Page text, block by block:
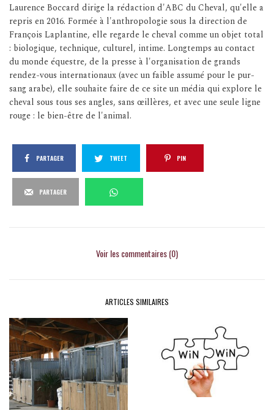
Laurence Boccard dirige la rédaction d'ABC du Cheval, qu'elle a
repris en 2016. Formée à l'anthropologie sous la direction de
François Laplantine, elle regarde le cheval comme un objet total
: biologique, technique, culturel, intime. Longtemps au contact
du monde équestre, de la presse à l'organisation de grands
rendez-vous internationaux (avec un faible assumé pour le pur-
sang arabe), elle souhaite faire de ce site un média qui explore le
cheval sous tous ses angles, sans œillères, et avec une seule ligne
rouge : le bien-être de l'animal.
PARTAGER TWEET PIN
PARTAGER
Voir les commentaires (0)
ARTICLES SIMILAIRES